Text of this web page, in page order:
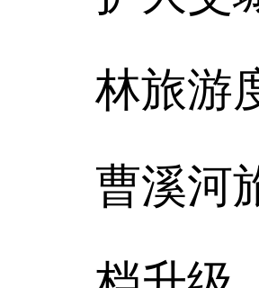
林旅游
曹溪河